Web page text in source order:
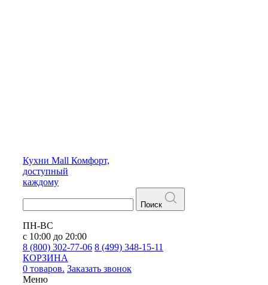
Кухни Mall Комфорт,
доступный
каждому
Поиск
ПН-ВС
с 10:00 до 20:00
8 (800) 302-77-06 8 (499) 348-15-11
КОРЗИНА
0 товаров. Заказать звонок
Меню